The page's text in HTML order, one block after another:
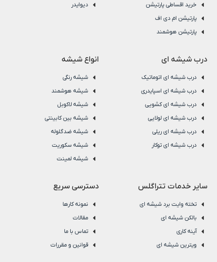
خرید اقساطی پارتیشن
پارتیشن ام دی اف
پارتیشن هوشمند
دیوایدر
درب شیشه ای
درب شیشه ای اتوماتیک
درب شیشه ای اسپایدری
درب شیشه ای کشویی
درب شیشه ای لولایی
درب شیشه ای ریلی
درب شیشه ای توکار
انواع شیشه
شیشه رنگی
شیشه هوشمند
شیشه لاکوبل
شیشه بین کابینتی
شیشه ضدگلوله
شیشه سکوریت
شیشه لمینت
سایر خدمات تتراگلس
تخته وایت برد شیشه ای
بالکن شیشه ای
آینه کاری
ویترین شیشه ای
دسترسی سریع
نمونه کارها
مقالات
تماس با ما
قوانین و مقررات